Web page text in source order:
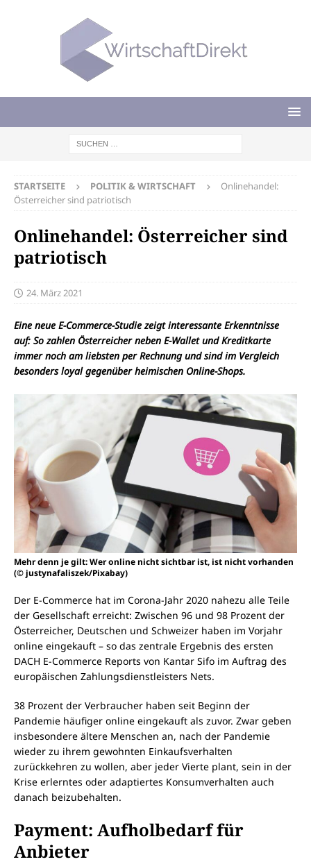
STARTSEITE POLITIK & WIRTSCHAFT
Onlinehandel:
Österreicher sind patriotisch
Onlinehandel: Österreicher sind
patriotisch
24. März 2021
Eine neue E-Commerce-Studie zeigt interessante Erkenntnisse
auf: So zahlen Österreicher neben E-Wallet und Kreditkarte
immer noch am liebsten per Rechnung und sind im Vergleich
besonders loyal gegenüber heimischen Online-Shops.
Mehr denn je gilt: Wer online nicht sichtbar ist, ist nicht vorhanden
(© justynafaliszek/Pixabay)
Der E-Commerce hat im Corona-Jahr 2020 nahezu alle Teile
der Gesellschaft erreicht: Zwischen 96 und 98 Prozent der
Österreicher, Deutschen und Schweizer haben im Vorjahr
online eingekauft – so das zentrale Ergebnis des ersten
DACH E-Commerce Reports von Kantar Sifo im Auftrag des
europäischen Zahlungsdienstleisters Nets.
38 Prozent der Verbraucher haben seit Beginn der
Pandemie häufiger online eingekauft als zuvor. Zwar geben
insbesondere ältere Menschen an, nach der Pandemie
wieder zu ihrem gewohnten Einkaufsverhalten
zurückkehren zu wollen, aber jeder Vierte plant, sein in der
Krise erlerntes oder adaptiertes Konsumverhalten auch
danach beizubehalten.
Payment: Aufholbedarf für
Anbieter